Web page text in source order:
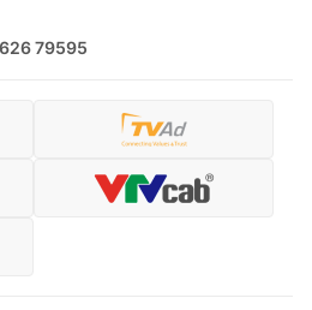
79595